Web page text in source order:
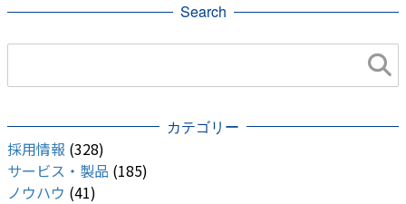
Search
カテゴリー
採用情報 (328)
サービス・製品 (185)
ノウハウ (41)